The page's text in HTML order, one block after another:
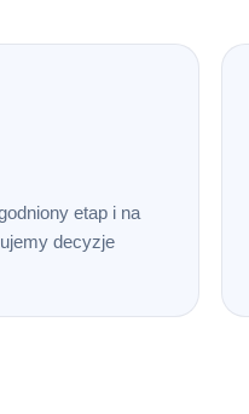
etap i na
decyzje